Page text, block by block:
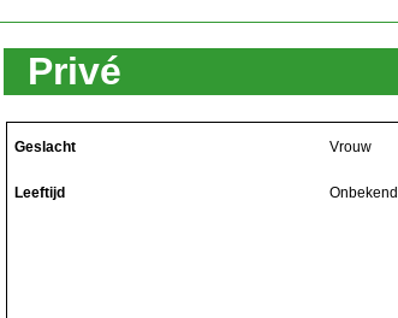
Privé
Geslacht Vrouw
Leeftijd Onbekend